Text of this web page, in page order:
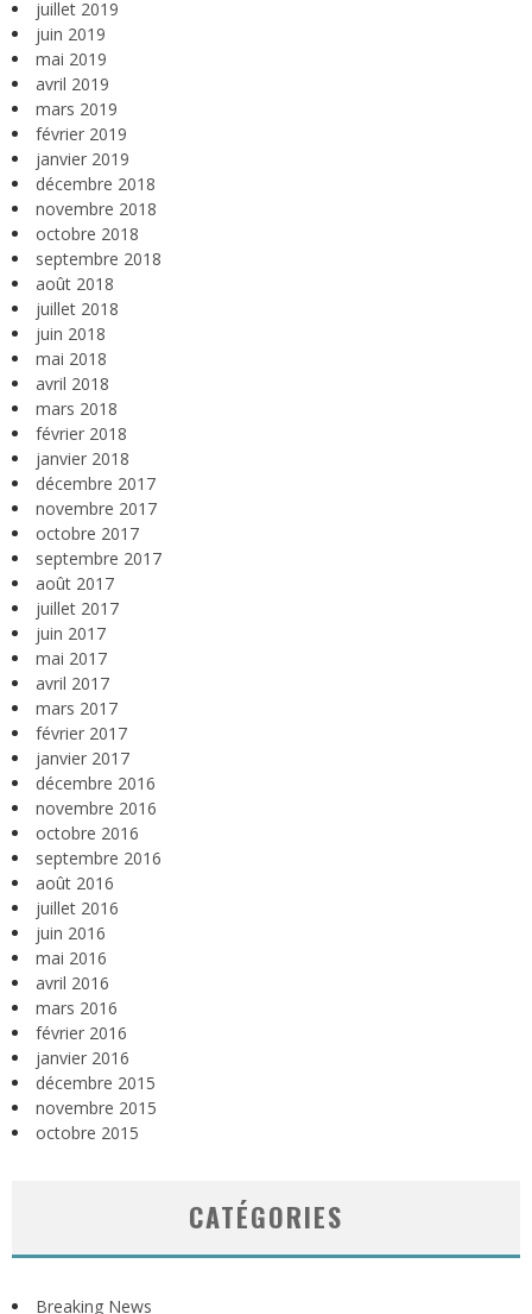
juillet 2019
juin 2019
mai 2019
avril 2019
mars 2019
février 2019
janvier 2019
décembre 2018
novembre 2018
octobre 2018
septembre 2018
août 2018
juillet 2018
juin 2018
mai 2018
avril 2018
mars 2018
février 2018
janvier 2018
décembre 2017
novembre 2017
octobre 2017
septembre 2017
août 2017
juillet 2017
juin 2017
mai 2017
avril 2017
mars 2017
février 2017
janvier 2017
décembre 2016
novembre 2016
octobre 2016
septembre 2016
août 2016
juillet 2016
juin 2016
mai 2016
avril 2016
mars 2016
février 2016
janvier 2016
décembre 2015
novembre 2015
octobre 2015
CATÉGORIES
Breaking News